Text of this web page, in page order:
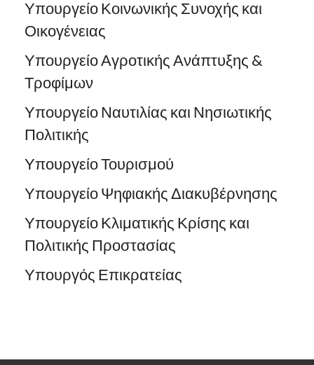
Υπουργείο Κοινωνικής Συνοχής και
Οικογένειας
Υπουργείο Αγροτικής Ανάπτυξης &
Τροφίμων
Υπουργείο Ναυτιλίας και Νησιωτικής
Πολιτικής
Υπουργείο Τουρισμού
Υπουργείο Ψηφιακής Διακυβέρνησης
Υπουργείο Κλιματικής Κρίσης και
Πολιτικής Προστασίας
Υπουργός Επικρατείας